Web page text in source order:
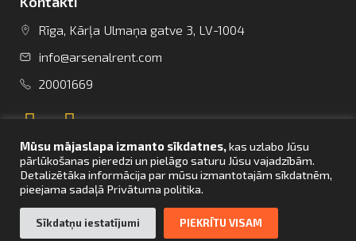
info@arsenalrent.com
Lietuva Latvija Igaunija
Rīga, Kārļa Ulmaņa gatve 3, LV-1004
info@arsenalrent.com
20001669
UZ SĀKUMU
© Arsenal Tehnikas noma 2021. Visas tiesības aizsargātas. Mājaslapas
Mūsu mājaslapa izmanto sīkdatnes,kas uzlabo Jūsu
pārlūkošanas pieredzi un pielāgo saturu Jūsu vajadzībām.
Detalizētāka informācija par mūsu izmantotajām sīkdatnēm,
pieejama sadaļā Privātuma politika.
Sīkdatņu iestatījumi PIEKRĪTU VISAM